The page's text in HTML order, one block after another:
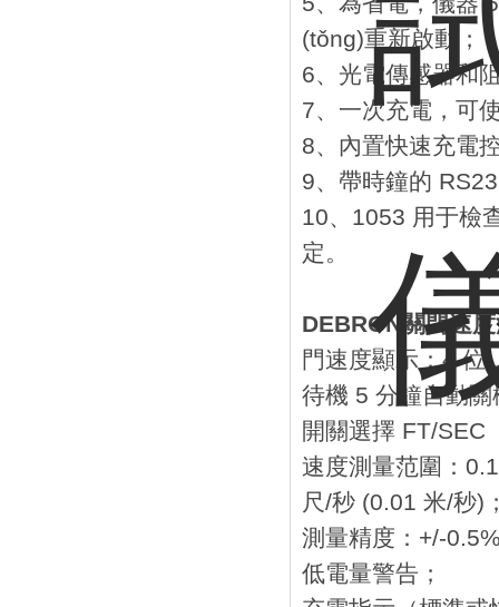
(tǒng)重新啟動；
6、光電傳感器和
7、一次充電，可
8、內置快速充電
9、帶時鐘的
10、1053 用于檢
定。
DEBRON關門速
門速度顯示：4 位
待機 5 分鐘自動關
開關選擇 FT/SEC
速度測量范圍：
尺/秒 (0.01 米/秒)
測量精度：+/-
低電量警告；